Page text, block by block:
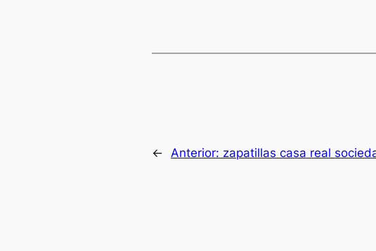
← Anterior: zapatillas casa real